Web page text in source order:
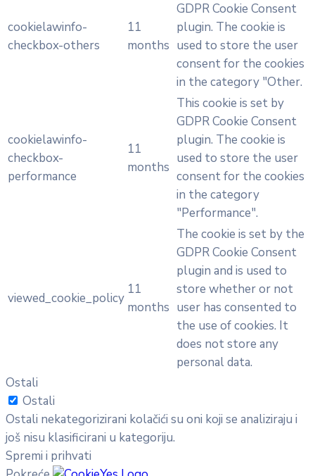
cookielawinfo-
checkbox-others
11
months
GDPR Cookie Consent
plugin. The cookie is
used to store the user
consent for the cookies
in the category "Other.
cookielawinfo-
checkbox-
performance
11
months
This cookie is set by
GDPR Cookie Consent
plugin. The cookie is
used to store the user
consent for the cookies
in the category
"Performance".
viewed_cookie_policy
11
months
The cookie is set by the
GDPR Cookie Consent
plugin and is used to
store whether or not
user has consented to
the use of cookies. It
does not store any
personal data.
Ostali
Ostali
Ostali nekategorizirani kolačići su oni koji se analiziraju i
još nisu klasificirani u kategoriju.
Spremi i prihvati